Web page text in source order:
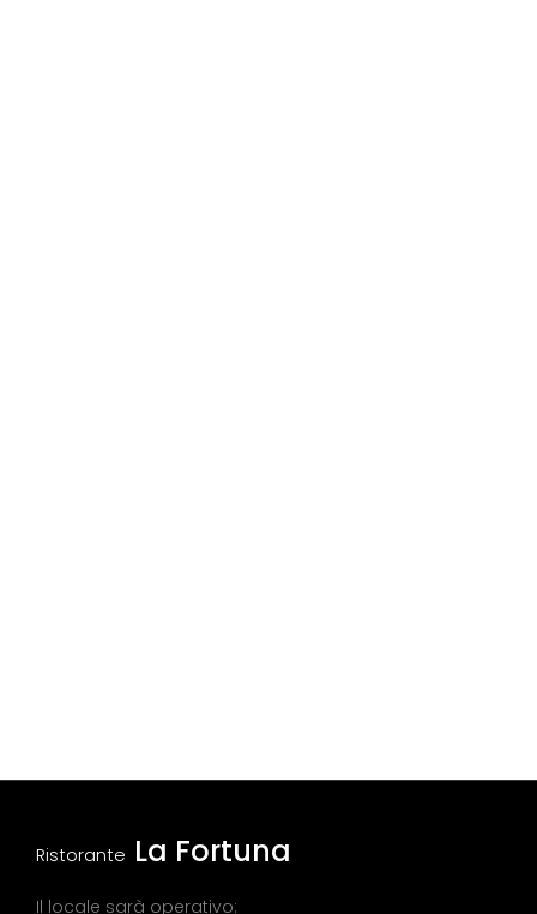
Ristorante La Fortuna
Il locale sarà operativo: